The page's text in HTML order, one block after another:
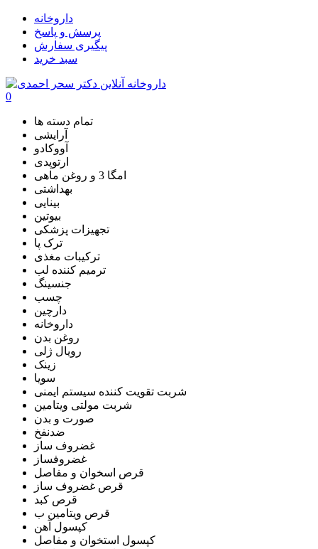
داروخانه
پرسش و پاسخ
پیگیری سفارش
سبد خرید
0
تمام دسته ها
آرایشی
آووکادو
ارتوپدی
امگا 3 و روغن ماهی
بهداشتی
بینایی
بیوتین
تجهیزات پزشکی
ترک پا
ترکیبات مغذی
ترمیم کننده لب
جنسینگ
چسب
دارچین
داروخانه
روغن بدن
رویال ژلی
زینک
سویا
شربت تقویت کننده سیستم ایمنی
شربت مولتی ویتامین
صورت و بدن
ضدنفخ
غضروف ساز
غضروفساز
قرص اسخوان و مفاصل
قرص غضروف ساز
قرص کبد
قرص ویتامین ب
کپسول آهن
کپسول استخوان و مفاصل